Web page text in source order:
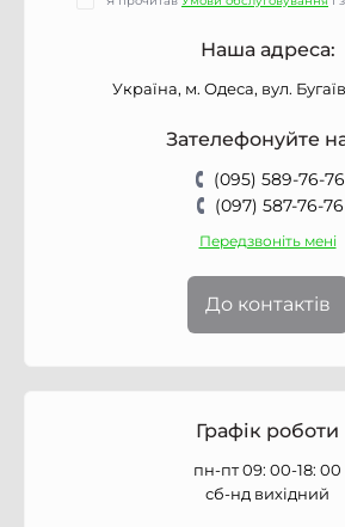
Наша адреса:
Україна, м. Одеса, вул.
Зателефонуйте
(095) 589-76-76
(097) 587-76-76
Передзвоніть мені
До контактів
Графік роботи
пн-пт 09: 00-18: 00
сб-нд вихідний